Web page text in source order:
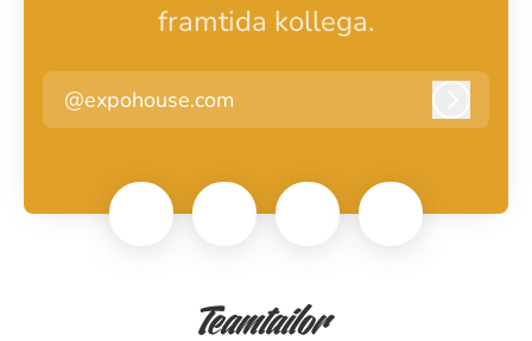
framtida kollega.
@expohouse.com